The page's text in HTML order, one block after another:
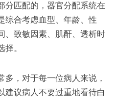
分匹配的，器官分配系统在
综合考虑血型、年龄、性
、致敏因素、肌酐、透析时
。
，对于每一位病人来说，
建议病人不要过重地看待白